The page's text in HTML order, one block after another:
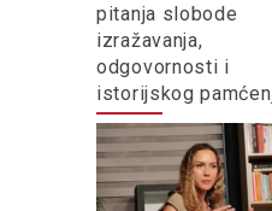
pitanja slobode
izražavanja,
odgovornosti i
istorijskog